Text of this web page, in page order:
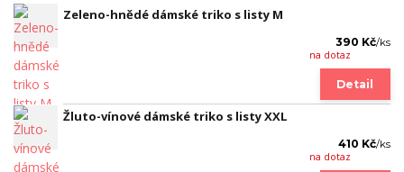
Zeleno-hnědé dámské triko s listy M
390 Kč/ks
na dotaz
Detail
Žluto-vínové dámské triko s listy XXL
410 Kč/ks
na dotaz